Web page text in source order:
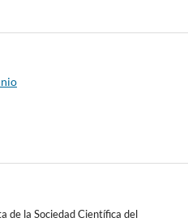
de la Sociedad Científica del